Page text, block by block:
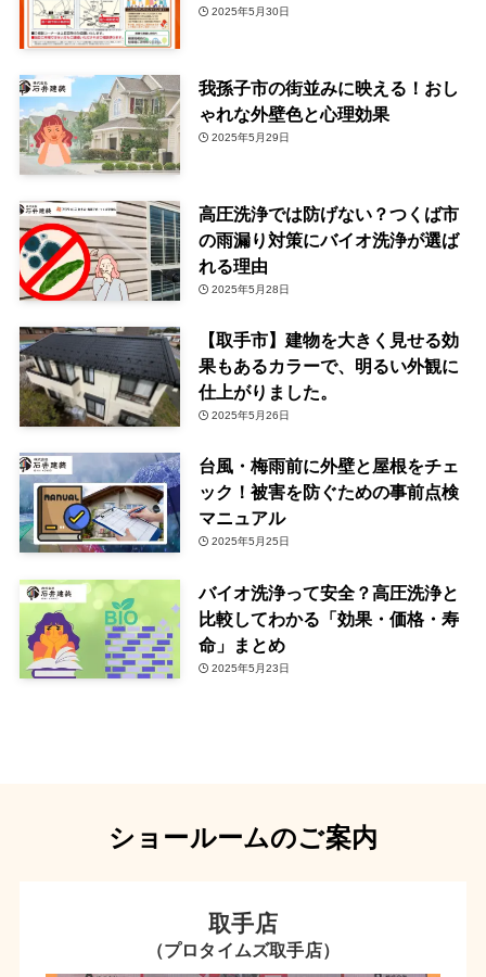
2025年5月30日
我孫子市の街並みに映える！おし
ゃれな外壁色と心理効果
2025年5月29日
高圧洗浄では防げない？つくば市
の雨漏り対策にバイオ洗浄が選ば
れる理由
2025年5月28日
【取手市】建物を大きく見せる効
果もあるカラーで、明るい外観に
仕上がりました。
2025年5月26日
台風・梅雨前に外壁と屋根をチェ
ック！被害を防ぐための事前点検
マニュアル
2025年5月25日
バイオ洗浄って安全？高圧洗浄と
比較してわかる「効果・価格・寿
命」まとめ
2025年5月23日
ショールームのご案内
取手店
（プロタイムズ取手店）